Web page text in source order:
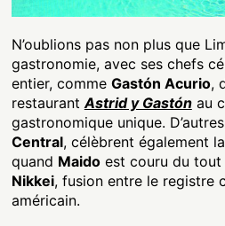
N’oublions pas non plus que
gastronomie, avec ses chefs
entier, comme Gastón Acurio,
restaurantAstrid y Gastónau
gastronomique unique.
Central, célèbrent également
quand Maidoest couru du tout
Nikkei, fusion entre le registre
américain.